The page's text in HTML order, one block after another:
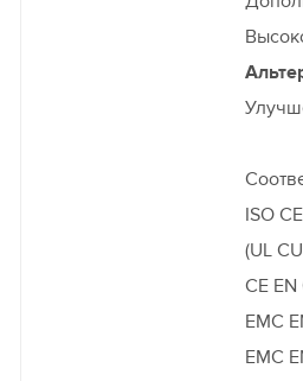
ISO
(UL
CE
EMC
EMC